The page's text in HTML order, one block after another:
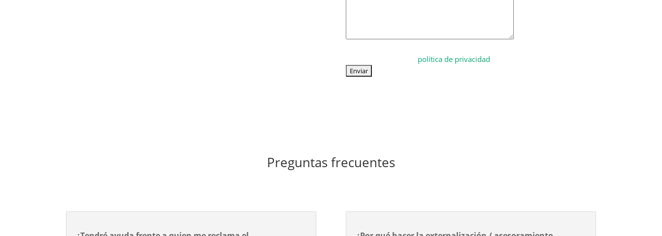
política de privacidad
Preguntas frecuentes